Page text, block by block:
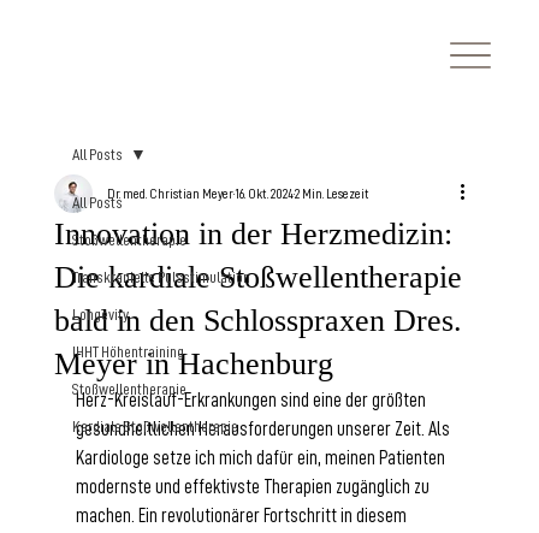
All Posts
Stoßwellentherapie
Transkranielle Pulsstimulation
Longevity
IHHT Höhentraining
Stoßwellentherapie
Kardiale Stoßwellentherapie
All Posts
Innovation in der Herzmedizin:
Die kardiale Stoßwellentherapie
bald in den Schlosspraxen Dres.
Meyer in Hachenburg
Dr. med. Christian Meyer16. Okt. 20242 Min. Lesezeit
Herz-Kreislauf-Erkrankungen sind eine der größten
gesundheitlichen Herausforderungen unserer Zeit. Als
Kardiologe setze ich mich dafür ein, meinen Patienten
modernste und effektivste Therapien zugänglich zu
machen. Ein revolutionärer Fortschritt in diesem